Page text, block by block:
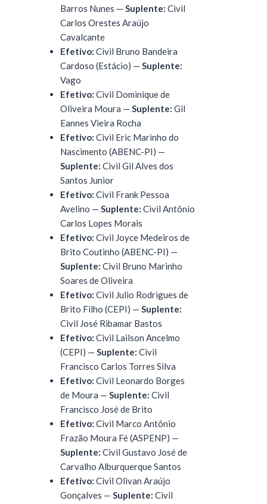
Barros Nunes — Suplente: Civil
Carlos Orestes Araújo
Cavalcante
Efetivo: Civil Bruno Bandeira
Cardoso (Estácio) — Suplente:
Vago
Efetivo: Civil Dominique de
Oliveira Moura — Suplente: Gil
Eannes Vieira Rocha
Efetivo: Civil Eric Marinho do
Nascimento (ABENC-PI) —
Suplente: Civil Gil Alves dos
Santos Junior
Efetivo: Civil Frank Pessoa
Avelino — Suplente: Civil Antônio
Carlos Lopes Morais
Efetivo: Civil Joyce Medeiros de
Brito Coutinho (ABENC-PI) —
Suplente: Civil Bruno Marinho
Soares de Oliveira
Efetivo: Civil Julio Rodrigues de
Brito Filho (CEPI) — Suplente:
Civil José Ribamar Bastos
Efetivo: Civil Lailson Ancelmo
(CEPI) — Suplente: Civil
Francisco Carlos Torres Silva
Efetivo: Civil Leonardo Borges
de Moura — Suplente: Civil
Francisco José de Brito
Efetivo: Civil Marco Antônio
Frazão Moura Fé (ASPENP) —
Suplente: Civil Gustavo José de
Carvalho Alburquerque Santos
Efetivo: Civil Olivan Araújo
Gonçalves — Suplente: Civil